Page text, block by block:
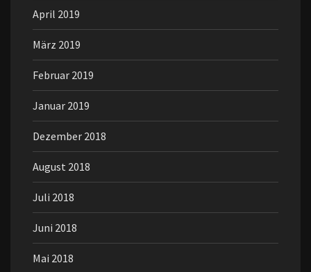
April 2019
März 2019
Februar 2019
Januar 2019
Dezember 2018
August 2018
Juli 2018
Juni 2018
Mai 2018